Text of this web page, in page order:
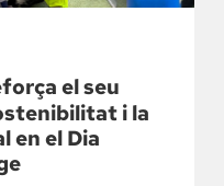
el seu
i la
en el Dia